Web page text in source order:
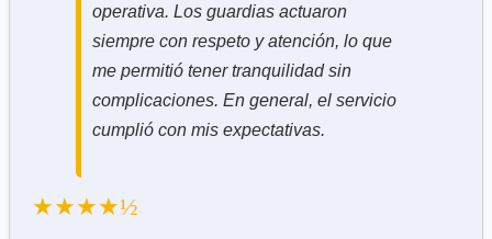
operativa. Los guardias actuaron
siempre con respeto y atención, lo que
me permitió tener tranquilidad sin
complicaciones. En general, el servicio
cumplió con mis expectativas.
★★★★½